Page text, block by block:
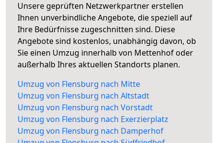
Unsere geprüften Netzwerkpartner erstellen
Ihnen unverbindliche Angebote, die speziell auf
Ihre Bedürfnisse zugeschnitten sind. Diese
Angebote sind kostenlos, unabhängig davon, ob
Sie einen Umzug innerhalb von Mettenhof oder
außerhalb Ihres aktuellen Standorts planen.
Umzug von Flensburg nach Mitte
Umzug von Flensburg nach Altstadt
Umzug von Flensburg nach Vorstadt
Umzug von Flensburg nach Exerzierplatz
Umzug von Flensburg nach Damperhof